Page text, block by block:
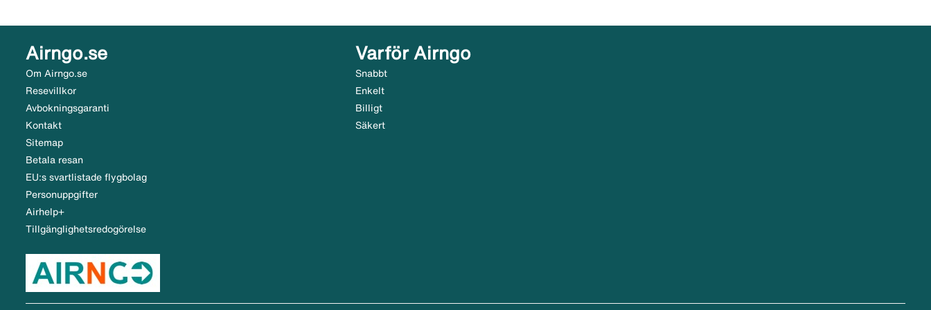
Airngo.se
Om Airngo.se
Resevillkor
Avbokningsgaranti
Kontakt
Sitemap
Betala resan
EU:s svartlistade flygbolag
Personuppgifter
Airhelp+
Tillgänglighetsredogörelse
Varför Airngo
Snabbt
Enkelt
Billigt
Säkert